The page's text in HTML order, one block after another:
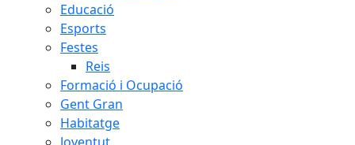
Educació
Esports
Festes
Reis
Formació i Ocupació
Gent Gran
Habitatge